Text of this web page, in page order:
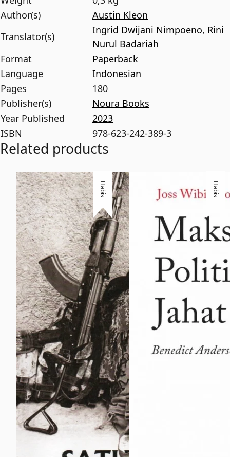
Author(s)
Austin Kleon
Translator(s)
Ingrid Dwijani Nimpoeno, Rini
Nurul Badariah
Format
Paperback
Language
Indonesian
Pages
180
Publisher(s)
Noura Books
Year Published
2023
ISBN
978-623-242-389-3
Related products
Habis Habis